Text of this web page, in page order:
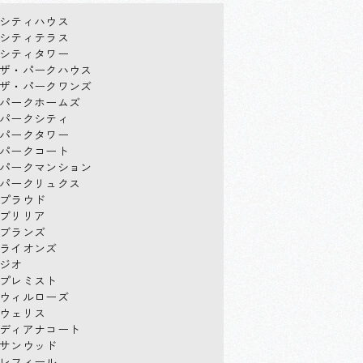
シティハウス
シティテラス
シティタワー
ザ・パークハウス
ザ・パークワンズ
パークホームズ
パークシティ
パークタワー
パークコート
パークマンション
パークリュクス
プラウド
ブリリア
ブランズ
ライオンズ
ジオ
プレミスト
ウィルローズ
ウェリス
ディアナコート
サンウッド